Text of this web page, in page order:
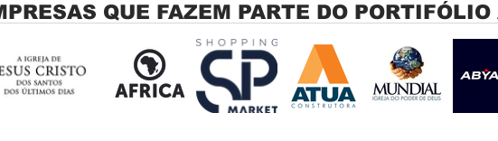
Rolo Tela
Link
Persiana Rolo Tela Solar: O
Segredo para uma Sacada
Perfeita no Link Sapopemba!
QUE FAZEM PARTE DO